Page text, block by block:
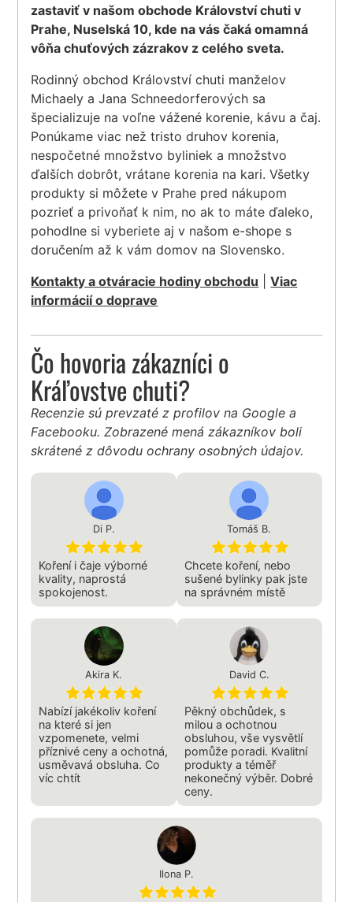
zastaviť v našom obchode Království chuti v
Prahe, Nuselská 10, kde na vás čaká omamná
vôňa chuťových zázrakov z celého sveta.
Rodinný obchod Království chuti manželov
Michaely a Jana Schneedorferových sa
špecializuje na voľne vážené korenie, kávu a čaj.
Ponúkame viac než tristo druhov korenia,
nespočetné množstvo byliniek a množstvo
ďalších dobrôt, vrátane korenia na kari. Všetky
produkty si môžete v Prahe pred nákupom
pozrieť a privoňať k nim, no ak to máte ďaleko,
pohodlne si vyberiete aj v našom e-shope s
doručením až k vám domov na Slovensko.
Kontakty a otváracie hodiny obchodu |Viac
informácií o doprave
Čo hovoria zákazníci o
Kráľovstve chuti?
Recenzie sú prevzaté z profilov na Google a
Facebooku. Zobrazené mená zákazníkov boli
skrátené z dôvodu ochrany osobných údajov.
Di P.
Koření i čaje výborné
kvality, naprostá
spokojenost.
Tomáš B.
Chcete koření, nebo
sušené bylinky pak jste
na správném místě
Akira K.
Nabízí jakékoliv koření
na které si jen
vzpomenete, velmi
příznivé ceny a ochotná,
usměvavá obsluha. Co
víc chtít
David C.
Pěkný obchůdek, s
milou a ochotnou
obsluhou, vše vysvětlí
pomůže poradi. Kvalitní
produkty a téměř
nekonečný výběr. Dobré
ceny.
Ilona P.